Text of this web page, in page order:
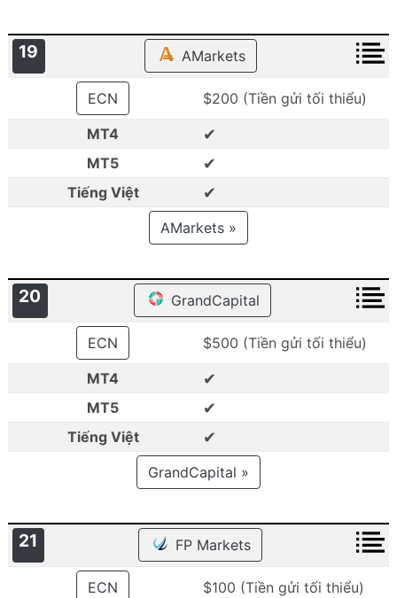
19 AMarkets
ECN
$200 (Tiền gửi tối thiểu)
MT4
✔
MT5 ✔
Tiếng Việt ✔
AMarkets »
20 GrandCapital
ECN
$500 (Tiền gửi tối thiểu)
MT4
✔
MT5 ✔
Tiếng Việt ✔
GrandCapital »
21 FP Markets
ECN
$100 (Tiền gửi tối thiểu)